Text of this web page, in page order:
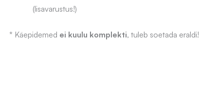
(lisavarustus!)
* Käepidemed ei kuulu komplekti, tuleb soetada eraldi!